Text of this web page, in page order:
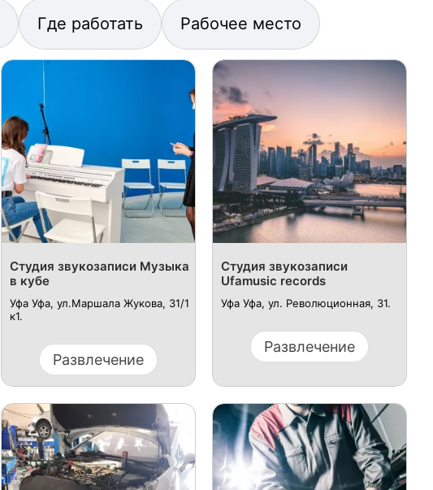
Где работать Рабочее место
Студия звукозаписи Музыка
в кубе
Уфа Уфа, ул.​Маршала Жукова, 31/1
к1.
Развлечение
Студия звукозаписи
Ufamusic records
Уфа Уфа, ул. ​Революционная, 31.
Развлечение